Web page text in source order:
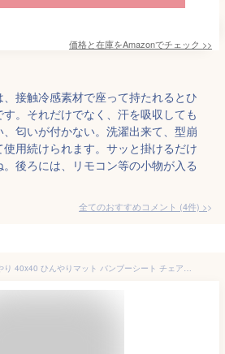
価格と在庫をAmazonでチェック >>
接触冷感素材で座って持たれるとひ
。それだけでなく、汗を吸収しても
匂いが付かない。洗濯出来て、型崩
用続けられます。サッと掛けるだけ
後ろには、リモコン等の小物が入る
全てのおすすめコメント (4件) >
マット 竹シート ひんやり 40x40 ひんやりマット バンブーシート チェアシート 敷きパッド 座布団 竹シート 冷却マット 竹シーツ 冷感 冷感 持ち運び 折り畳み 天然素材 和風 竹 冷たい 寝具 メッシュ